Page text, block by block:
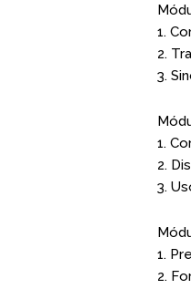
1.
2.
3.
1.
2.
3.
1.
2.